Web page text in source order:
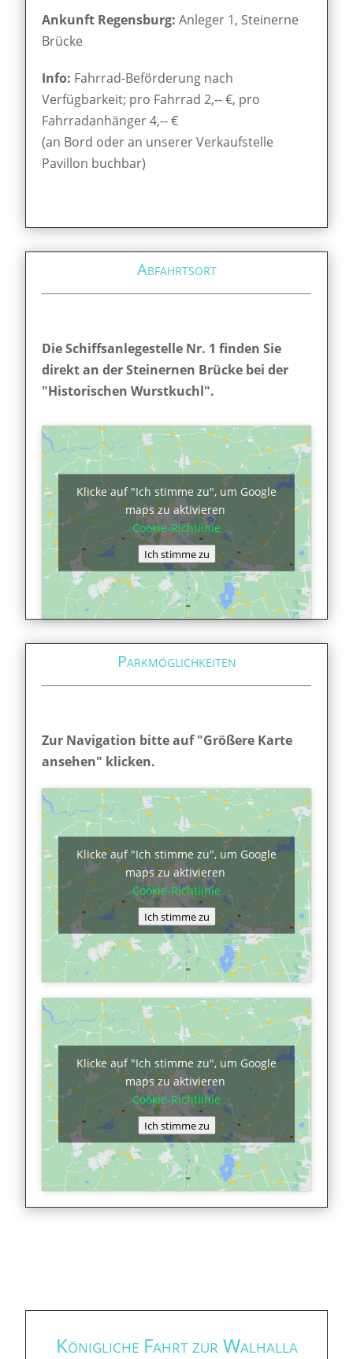
Ankunft Regensburg: Anleger 1, Steinerne
Brücke
Info: Fahrrad-Beförderung nach
Verfügbarkeit; pro Fahrrad 2,-- €, pro
Fahrradanhänger 4,-- €
(an Bord oder an unserer Verkaufstelle
Pavillon buchbar)
Abfahrtsort
Die Schiffsanlegestelle Nr. 1 finden Sie
direkt an der Steinernen Brücke bei der
"Historischen Wurstkuchl".
Klicke auf "Ich stimme zu", um Google
maps zu aktivieren
Cookie-Richtlinie
Ich stimme zu
Parkmöglichkeiten
Zur Navigation bitte auf "Größere Karte
ansehen" klicken.
Klicke auf "Ich stimme zu", um Google
maps zu aktivieren
Cookie-Richtlinie
Ich stimme zu
Klicke auf "Ich stimme zu", um Google
maps zu aktivieren
Cookie-Richtlinie
Ich stimme zu
Königliche Fahrt zur Walhalla